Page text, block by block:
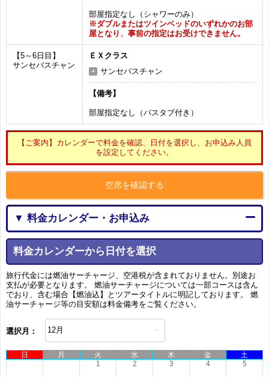
部屋指定なし（シャワーのみ）
※ダブルまたはツインベッドのいずれかのお部
屋となり、事前の指定はお受けできません。
【5～6日目】
サンセバスチャン
ＥＸクラス
サンセバスチャン
【備考】
部屋指定なし（バスタブ付き）
【ご案内】カレンダーで料金を確認、日付を選択し、お申込み人員
を設定してください。
空席を確認する
▼ 料金カレンダー・お申込み
料金カレンダーから日付を選択
旅行代金には燃油サーチャージ、空港税が含まれておりません。別途お
支払が必要となります。 燃油サーチャージについては一部コースは含ん
でおり、含む場合【燃油込】とツアータイトルに明記しております。 燃
油サーチャージ等の目安額は料金備考をご覧ください。
選択月：
日 月 火 水 木 金
土
1
2 3 4 5